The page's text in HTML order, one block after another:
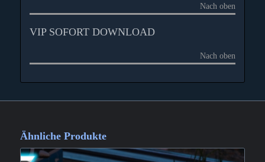
Nach oben
VIP SOFORT DOWNLOAD
Nach oben
Ähnliche Produkte